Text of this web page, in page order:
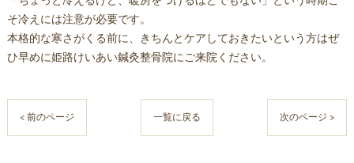
そ冷えには注意が必要です。
本格的な寒さがくる前に、きちんとケアしておきたいという方はぜ
ひ早めに姫路けいあい鍼灸整骨院にご来院ください。
< 前のページ 一覧に戻る 次のページ >